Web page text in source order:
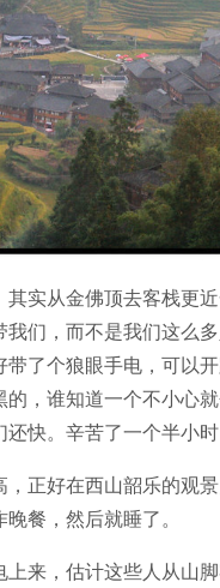
实从金佛顶去客栈更
们，而不是我们这么
了个狼眼手电，可以
，谁知道一个不小心
快。辛苦了一个半小
正好在西山韶乐的观
餐，然后就睡了。
来，估计这些人从山